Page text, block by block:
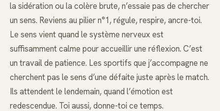
la sidération ou la colère brute, n’essaie pas de chercher
un sens. Reviens au pilier n°1, régule, respire, ancre-toi.
Le sens vient quand le système nerveux est
suffisamment calme pour accueillir une réflexion. C’est
un travail de patience. Les sportifs que j’accompagne ne
cherchent pas le sens d’une défaite juste après le match.
Ils attendent le lendemain, quand l’émotion est
redescendue. Toi aussi, donne-toi ce temps.